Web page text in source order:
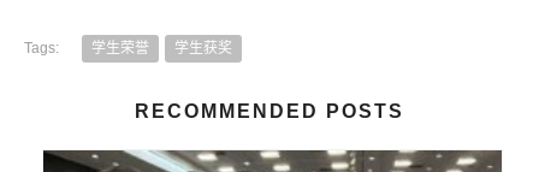
Tags: 学生荣誉 学生获奖
RECOMMENDED POSTS